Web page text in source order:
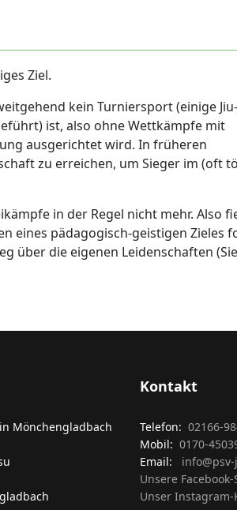
Ziel.
kein Turniersport (einige Jiu-
ist, also ohne Wettkämpfe mit
ausgerichtet wird. In früheren
zu erreichen, um Sieger im (oft
in der Regel nicht mehr. Also
eines pädagogisch-geistigen Zieles
über die eigenen Leidenschaften
Mönchengladbach
Kontakt
Telefon: 02166-
Mobil: 0170-
Email:
Unsere Facebook-
Unser Instagram-